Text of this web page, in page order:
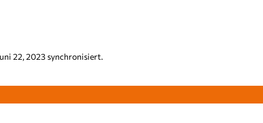
22, 2023 synchronisiert.